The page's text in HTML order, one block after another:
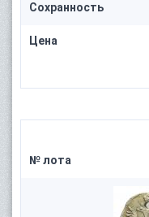
Сохранность
Цена
№ лота